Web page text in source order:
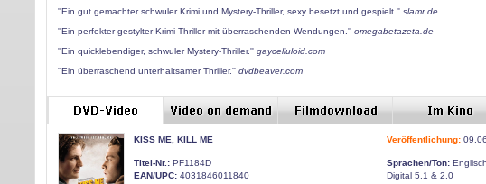
''Ein gut gemachter schwuler Krimi und Mystery-Thriller, sexy besetzt und gespielt.'' slamr.de
''Ein perfekter gestylter Krimi-Thriller mit überraschenden Wendungen.'' omegabetazeta.de
''Ein quicklebendiger, schwuler Mystery-Thriller.'' gaycelluloid.com
''Ein überraschend unterhaltsamer Thriller.'' dvdbeaver.com
KISS ME, KILL ME
Titel-Nr.: PF1184D
EAN/UPC: 4031846011840
Veröffentlichung:
Sprachen/Ton:
Digital 5.1 & 2.0